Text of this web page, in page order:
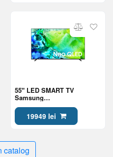
55" LED SMART TV
Samsung
QE55QN80HAUXUA, Mini
LED 4K UHD, Tizen OS,
Black19949 lei
catalog